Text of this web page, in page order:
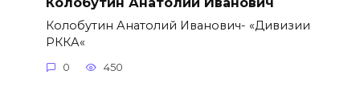
Колобутин Анатолий Иванович- «Дивизии
РККА«
0 450